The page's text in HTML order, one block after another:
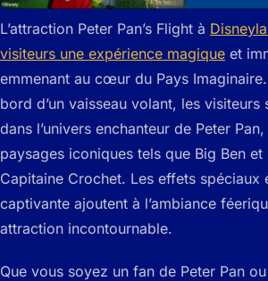
L’attraction Peter Pan’s Flight à
visiteurs une expérience magique et
emmenant au cœur du Pays
bord d’un vaisseau volant, les visiteurs
dans l’univers enchanteur de Peter
paysages iconiques tels que Big Ben
Capitaine Crochet. Les effets spéciaux
captivante ajoutent à l’ambiance
attraction incontournable.
Que vous soyez un fan de Peter Pan